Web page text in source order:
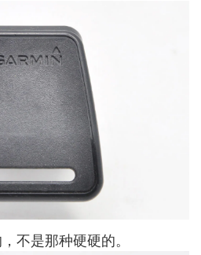
不是那种硬硬的。